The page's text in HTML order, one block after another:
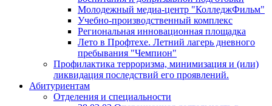
Молодежный медиа-центр "КолледжФильм"
Учебно-производственный комплекс
Региональная инновационная площадка
Лето в Профтехе. Летний лагерь дневного
пребывания "Чемпион"
Профилактика терроризма, минимизация и (или)
ликвидация последствий его проявлений.
Абитуриентам
Отделения и специальности